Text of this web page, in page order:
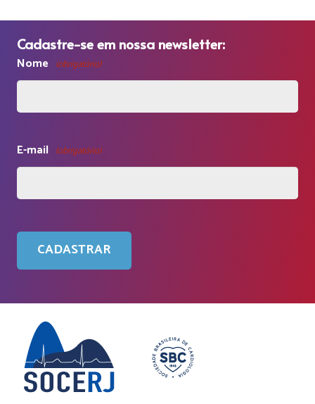
Cadastre-se em nossa newsletter:
Nome (obrigatório)
E-mail (obrigatório)